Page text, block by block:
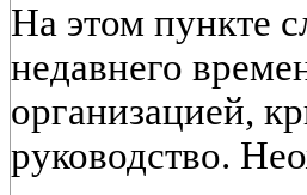
На этом пункте
недавнего
организацией,
руководство.